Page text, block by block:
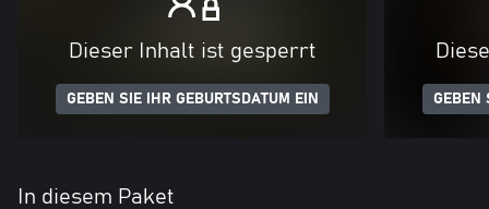
Dieser Inhalt ist gesperrt
GEBEN SIE IHR GEBURTSDATUM EIN GEBEN
In diesem Paket